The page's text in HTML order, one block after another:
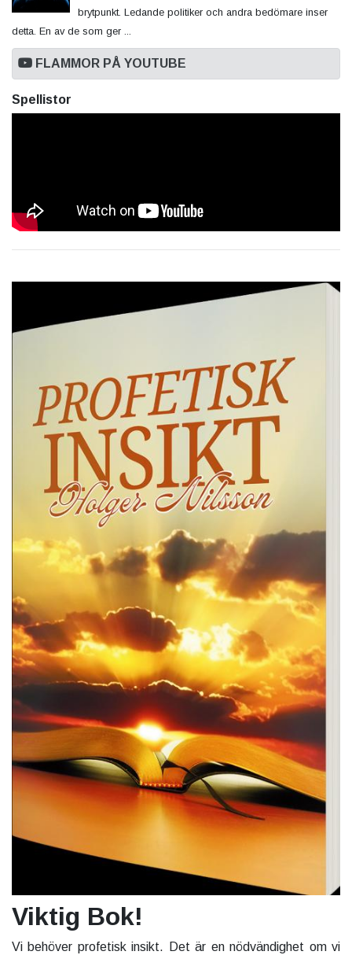
brytpunkt. Ledande politiker och andra bedömare inser
detta. En av de som ger ...
FLAMMOR PÅ YOUTUBE
Spellistor
Viktig Bok!
Vi behöver profetisk insikt. Det är en nödvändighet om vi